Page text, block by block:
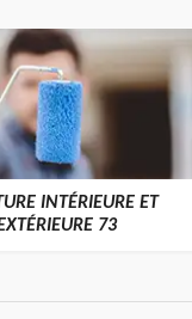
INTÉRIEURE ET
73